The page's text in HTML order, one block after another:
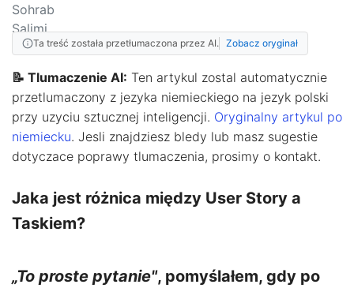
Ta treść została przetłumaczona przez AI. Zobacz oryginał
📝 Tlumaczenie AI: Ten artykul zostal automatycznie
przetlumaczony z jezyka niemieckiego na jezyk polski
przy uzyciu sztucznej inteligencji. Oryginalny artykul po
niemiecku. Jesli znajdziesz bledy lub masz sugestie
dotyczace poprawy tlumaczenia, prosimy o kontakt.
Jaka jest różnica między User Story a
Taskiem?
„To proste pytanie", pomyślałem, gdy po